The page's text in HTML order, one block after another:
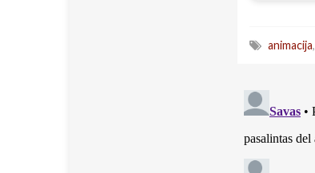
animacija,